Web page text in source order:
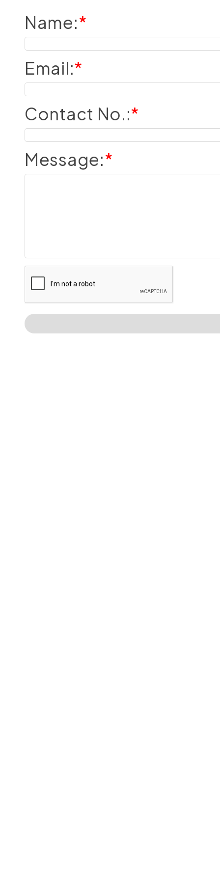
Name:*
Email:*
Contact No.:*
Message:*